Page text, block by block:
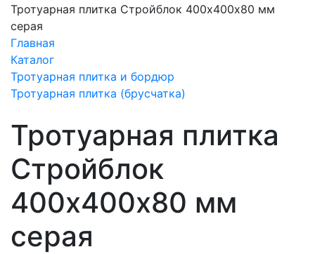
Тротуарная плитка Стройблок 400х400х80 мм
серая
Главная
Каталог
Тротуарная плитка и бордюр
Тротуарная плитка (брусчатка)
Тротуарная плитка
Стройблок
400х400х80 мм
серая